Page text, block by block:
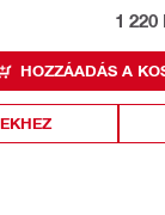
1 220
HOZZÁADÁS A